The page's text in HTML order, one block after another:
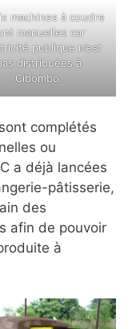
machines à coudre
manuelles car
publique n’est
distribuées à
Cibombo.
complétés
ou
a déjà lancées
pâtisserie,
des
afin de pouvoir
à